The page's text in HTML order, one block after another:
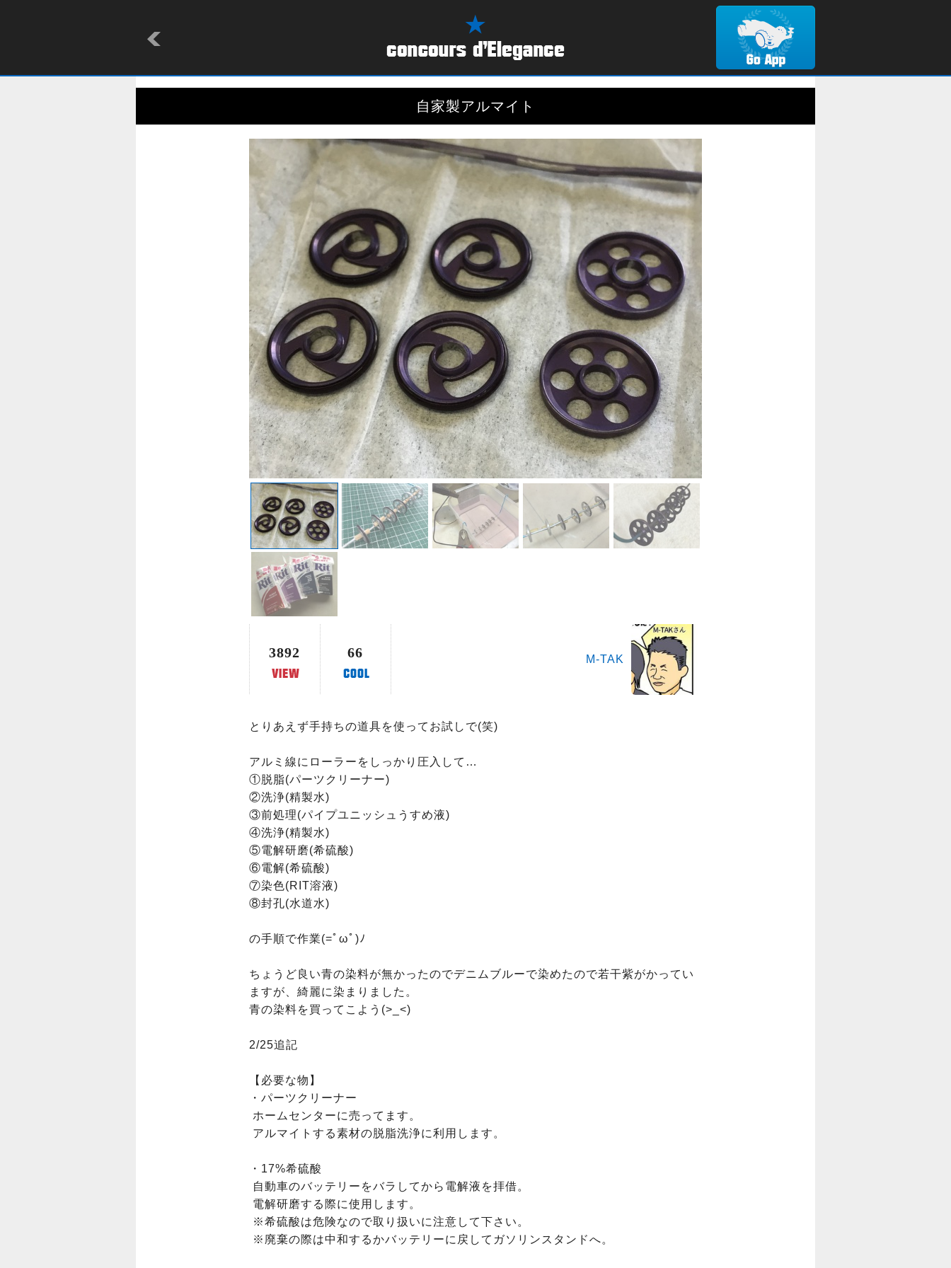
自家製アルマイト
3892 66 M-TAK
とりあえず手持ちの道具を使ってお試しで(笑)
アルミ線にローラーをしっかり圧入して…
①脱脂(パーツクリーナー)
②洗浄(精製水)
③前処理(パイプユニッシュうすめ液)
④洗浄(精製水)
⑤電解研磨(希硫酸)
⑥電解(希硫酸)
⑦染色(RIT溶液)
⑧封孔(水道水)
の手順で作業(=ﾟωﾟ)ﾉ
ちょうど良い青の染料が無かったのでデニムブルーで染めたので若干紫がかってい
ますが、綺麗に染まりました。
青の染料を買ってこよう(>_<)
2/25追記
【必要な物】
・パーツクリーナー
・17%希硫酸